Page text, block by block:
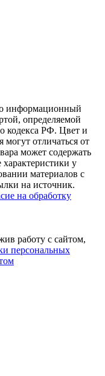
информационный
определяемой
кодекса РФ. Цвет и
могут отличаться от
может содержать
у
материалов с
на источник.
на обработку
работу с сайтом,
персональных